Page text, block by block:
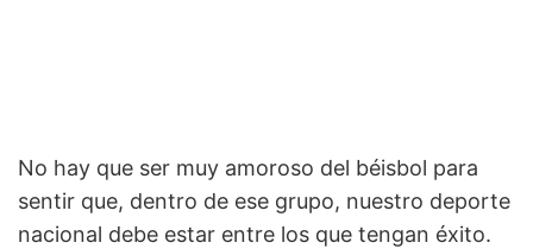
No hay que ser muy amoroso del béisbol para
sentir que, dentro de ese grupo, nuestro deporte
nacional debe estar entre los que tengan éxito.